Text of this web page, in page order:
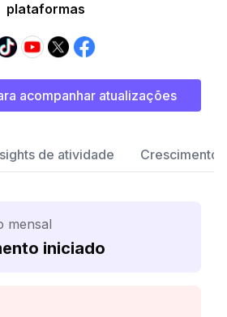
plataformas
acompanhar atualizações
de atividade Crescimento
mensal
iniciado